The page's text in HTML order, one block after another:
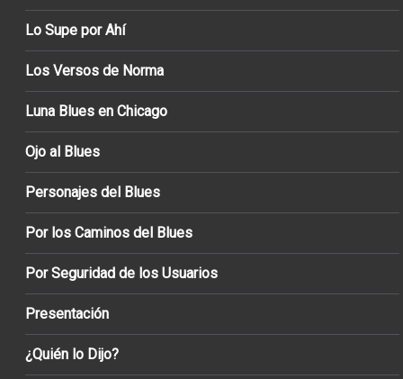
Lo Supe por Ahí
Los Versos de Norma
Luna Blues en Chicago
Ojo al Blues
Personajes del Blues
Por los Caminos del Blues
Por Seguridad de los Usuarios
Presentación
¿Quién lo Dijo?